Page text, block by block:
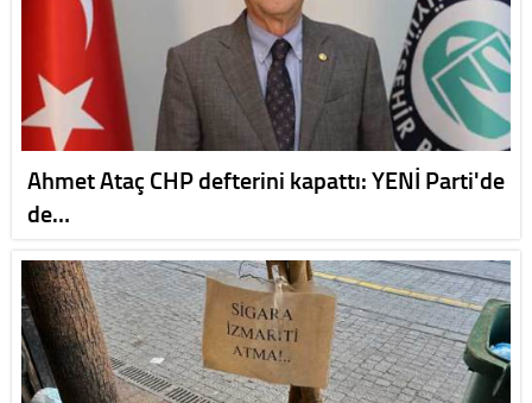
Ahmet Ataç CHP defterini kapattı: YENİ Parti'de
de…